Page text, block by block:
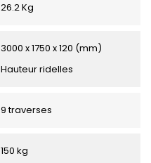
26.2 Kg
3000 x 1750 x 120 (mm)
Hauteur ridelles
9 traverses
150 kg